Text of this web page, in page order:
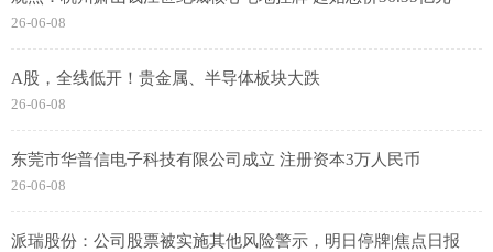
26-06-08
A股，全线低开！贵金属、半导体板块大跌
26-06-08
东莞市华普信电子科技有限公司成立 注册资本3万人民币
26-06-08
派瑞股份：公司股票被实施其他风险警示，明日停牌|焦点日报